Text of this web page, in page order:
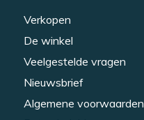
Verkopen
De winkel
Veelgestelde vragen
Nieuwsbrief
Algemene voorwaarden